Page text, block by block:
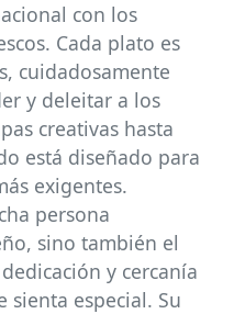
con los
Cada plato es
cuidadosamente
y deleitar a los
creativas hasta
está diseñado para
exigentes.
persona
sino también el
y cercanía
sienta especial. Su